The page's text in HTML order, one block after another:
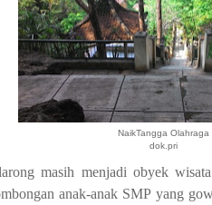
NaikTangga Olahraga
dok.pri
masih menjadi obyek
anak-anak SMP yang